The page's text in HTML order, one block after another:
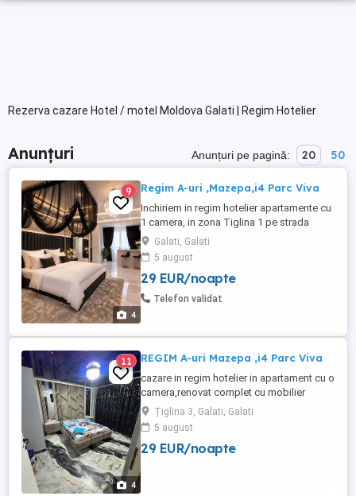
Rezerva cazare Hotel / motel Moldova Galati | Regim Hotelier
Anunțuri Anunțuri pe pagină: 20 50
4
9 Regim A-uri ,Mazepa,i4 Parc Viva
Inchiriem in regim hotelier apartamente cu
1 camera, in zona Tiglina 1 pe strada
Brailei. Punem la dispozitie prosoape,
asternuturi (spalate, calcate si
dezinfectate in spalatorii specializate),
obiecte de toaleta (gel de dus, sapun
lichid) pentru a va putea bucura de
Galati, Galati
5 august
29 EUR/noapte
Telefon validat
4
11 REGIM A-uri Mazepa ,i4 Parc Viva
cazare in regim hotelier in apartament cu o
camera,renovat complet cu mobilier
nou.Este utliat cu WIFI,AC tip
inverter,bucatarie complet utilata.
Apartamentul se afla in zona centrala
Mazepa 1,aproape de faleza Dunarii si
Țiglina 3, Galati, Galati
5 august
29 EUR/noapte